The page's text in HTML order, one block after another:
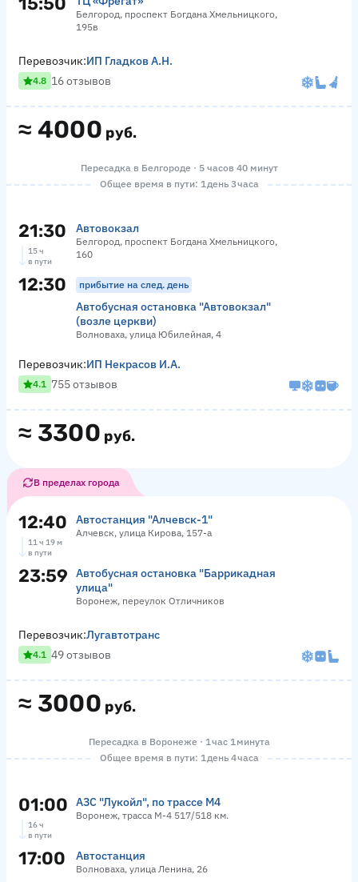
Белгород, проспект Богдана Хмельницкого,
195в
≈ 4000 руб.
Перевозчик:ИП Гладков А.Н.
4.8 16 отзывов
Пересадка в Белгороде · 5 часов 40 минут
Общее время в пути: 1 день 3 часа
21:30 Автовокзал
Белгород, проспект Богдана Хмельницкого,
160
15 ч
в пути
12:30 прибытие на след. день
Автобусная остановка "Автовокзал"
(возле церкви)
Волноваха, улица Юбилейная, 4
≈ 3300 руб.
Перевозчик:ИП Некрасов И.А.
4.1 755 отзывов
В пределах города
12:40 Автостанция "Алчевск-1"
Алчевск, улица Кирова, 157-а
11 ч 19 м
в пути
23:59
Автобусная остановка "Баррикадная
улица"
Воронеж, переулок Отличников
≈ 3000 руб.
Перевозчик:Лугавтотранс
4.1 49 отзывов
Пересадка в Воронеже · 1 час 1 минута
Общее время в пути: 1 день 4 часа
01:00 АЗС "Лукойл", по трассе М4
Воронеж, трасса М-4 517/518 км.
16 ч
в пути
17:00 Автостанция
Волноваха, улица Ленина, 26